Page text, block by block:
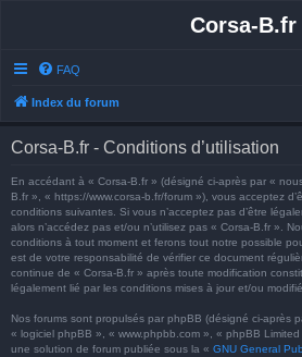
Corsa-B.fr
FAQ
Index du forum
Corsa-B.fr - Conditions d’utilisation
En accédant à « Corsa-B.fr » (désigné ci-après par «
B.fr », « https://www.corsa-b.fr/forum »), vous acceptez
conditions suivantes. Si vous n’acceptez pas d’être
alors n’accédez pas et/ou n’utilisez pas « Corsa-B.fr ».
conditions à tout moment et ferons tout notre possible
est de votre responsabilité de vérifier ce document
continue de « Corsa-B.fr » après toute modification
légalement lié par les conditions mises à jour et/ou
Nos forums sont propulsés par phpBB (désigné ci-après
« logiciel phpBB », « www.phpbb.com », « phpBB
une solution de forum publiée sous la « GNU General